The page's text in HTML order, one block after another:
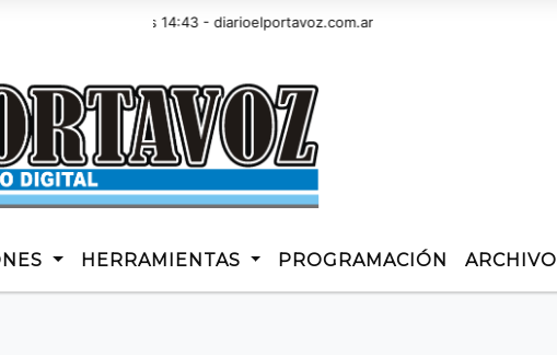
y son las 14:43 - diarioelportavoz.com.ar
HERRAMIENTAS PROGRAMACIÓN ARCHIVO